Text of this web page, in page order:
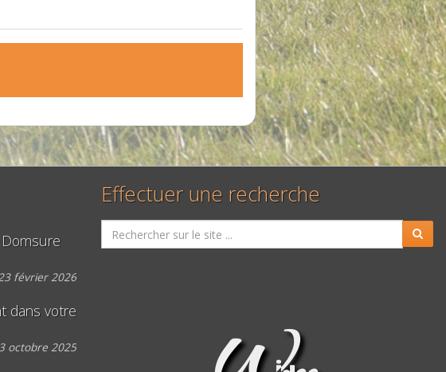
février 2026
dans votre
octobre 2025
Effectuer une recherche